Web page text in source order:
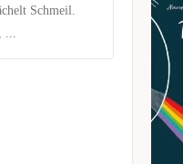
Schmeil.
...